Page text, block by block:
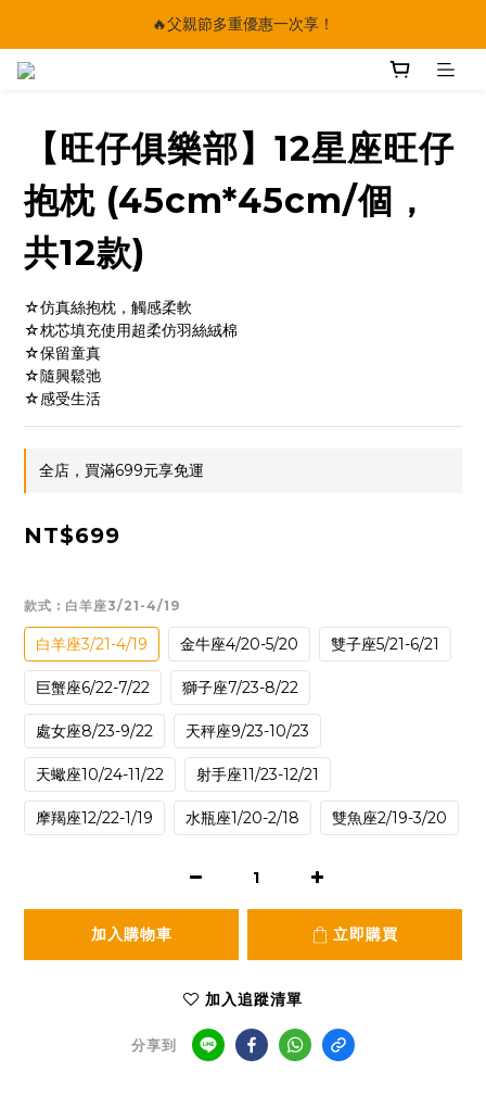
🔥父親節多重優惠一次享！
🔥父親節多重優惠一次享！
🔥父親節多重優惠一次享！
【旺仔俱樂部】12星座旺仔
抱枕 (45cm*45cm/個，
共12款)
☆仿真絲抱枕，觸感柔軟
☆枕芯填充使用超柔仿羽絲絨棉
☆保留童真
☆隨興鬆弛
☆感受生活
全店，買滿699元享免運
NT$699
款式 : 白羊座3/21-4/19
白羊座3/21-4/19 金牛座4/20-5/20 雙子座5/21-6/21
巨蟹座6/22-7/22 獅子座7/23-8/22
處女座8/23-9/22 天秤座9/23-10/23
天蠍座10/24-11/22 射手座11/23-12/21
摩羯座12/22-1/19 水瓶座1/20-2/18 雙魚座2/19-3/20
加入購物車 立即購買
加入追蹤清單
分享到